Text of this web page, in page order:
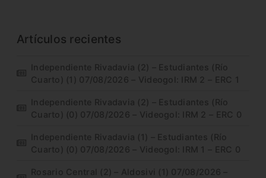
Artículos recientes
Independiente Rivadavia (2) – Estudiantes (Río
Cuarto) (1) 07/08/2026 – Videogol: IRM 2 – ERC 1
Independiente Rivadavia (2) – Estudiantes (Río
Cuarto) (0) 07/08/2026 – Videogol: IRM 2 – ERC 0
Independiente Rivadavia (1) – Estudiantes (Río
Cuarto) (0) 07/08/2026 – Videogol: IRM 1 – ERC 0
Rosario Central (2) – Aldosivi (1) 07/08/2026 –